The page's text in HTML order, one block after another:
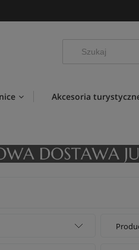
Akcesoria